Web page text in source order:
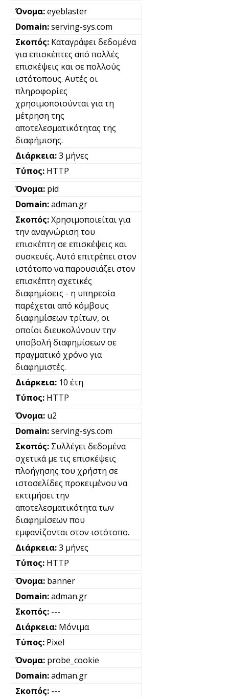
eyeblaster
serving-sys.com
Καταγράφει δεδομένα
για επισκέπτες από πολλές
επισκέψεις και σε πολλούς
ιστότοπους. Αυτές οι
πληροφορίες
χρησιμοποιούνται για τη
μέτρηση της
αποτελεσματικότητας της
διαφήμισης.
3 μήνες
HTTP
pid
adman.gr
Χρησιμοποιείται για
την αναγνώριση του
επισκέπτη σε επισκέψεις και
συσκευές. Αυτό επιτρέπει στον
ιστότοπο να παρουσιάζει στον
επισκέπτη σχετικές
διαφημίσεις - η υπηρεσία
παρέχεται από κόμβους
διαφημίσεων τρίτων, οι
οποίοι διευκολύνουν την
υποβολή διαφημίσεων σε
πραγματικό χρόνο για
διαφημιστές.
10 έτη
HTTP
u2
serving-sys.com
Συλλέγει δεδομένα
σχετικά με τις επισκέψεις
πλοήγησης του χρήστη σε
ιστοσελίδες προκειμένου να
εκτιμήσει την
αποτελεσματικότητα των
διαφημίσεων που
εμφανίζονται στον ιστότοπο.
3 μήνες
HTTP
banner
adman.gr
---
Μόνιμα
Pixel
probe_cookie
adman.gr
---